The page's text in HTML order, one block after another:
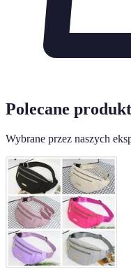
Polecane
Wybrane przez naszych